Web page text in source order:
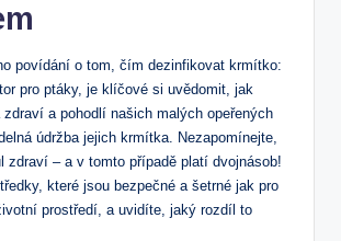
povídání o tom, čím dezinfikovat krmítko:
pro ptáky, je klíčové si uvědomit, jak
zdraví a pohodlí našich malých opeřených
údržba jejich krmítka. Nezapomínejte,
zdraví – a v tomto případě platí dvojnásob!
které jsou bezpečné a šetrné jak pro
prostředí, a uvidíte, jaký rozdíl to